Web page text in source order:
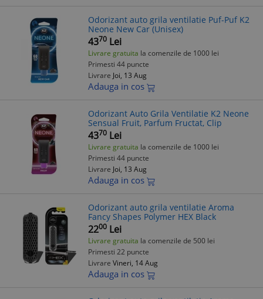
Odorizant auto grila ventilatie Puf-Puf K2
Neone New Car (Unisex)
4370 Lei
Livrare gratuita la comenzile de 1000 lei
Primesti 44 puncte
Livrare Joi, 13 Aug
Adauga in cos
Odorizant Auto Grila Ventilatie K2 Neone
Sensual Fruit, Parfum Fructat, Clip
4370 Lei
Livrare gratuita la comenzile de 1000 lei
Primesti 44 puncte
Livrare Joi, 13 Aug
Adauga in cos
Odorizant auto grila ventilatie Aroma
Fancy Shapes Polymer HEX Black
2200 Lei
Livrare gratuita la comenzile de 500 lei
Primesti 22 puncte
Livrare Vineri, 14 Aug
Adauga in cos